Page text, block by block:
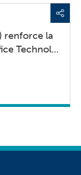
renforce la
Technol...